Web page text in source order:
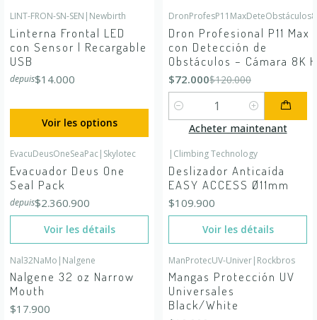
LINT-FRON-SN-SEN | Newbirth
Linterna Frontal LED
con Sensor | Recargable
USB
depuis$14.000
Voir les options
Dron Profesional P11 Max
con Detección de
Obstáculos – Cámara 8K
$72.000$120.000
Quantité
Acheter maintenant
EvacuDeusOneSeaPac| Skylotec
Evacuador Deus One
Seal Pack
depuis$2.360.900
Voir les détails
En rupture de stock
| Climbing Technology
Deslizador Anticaída
EASY ACCESS Ø11mm
$109.900
Voir les détails
Nal32NaMo | Nalgene
Nalgene 32 oz Narrow
Mouth
$17.900
ManProtecUV-Univer| Rockbros
Mangas Protección UV
Universales
Black/White